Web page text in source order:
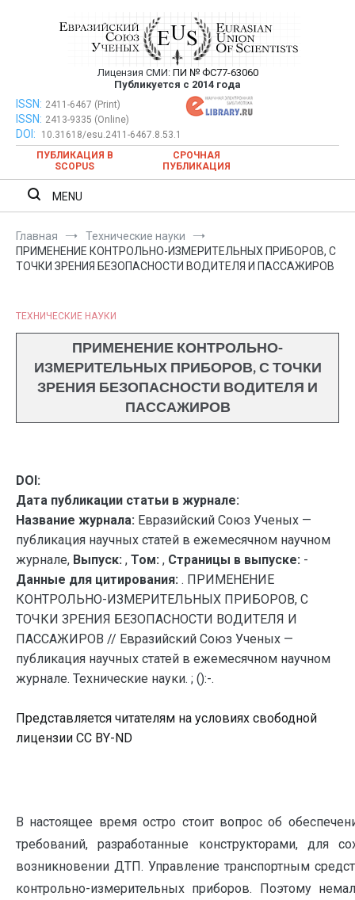
Евразийский Союз Ученых —
публикация научных статей в
ежемесячном научном журнале
Лицензия СМИ: ПИ № ФС77-63060
Публикуется с 2014 года
Евразийский Союз Ученых — публикация научных статей в
ежемесячном научном журнале
ISSN: 2411-6467 (Print)
ISSN: 2413-9335 (Online)
DOI:
10.31618/esu.2411-6467.8.53.1
ПУБЛИКАЦИЯ В
SCOPUS
СРОЧНАЯ
ПУБЛИКАЦИЯ
MENU
Главная
Технические науки
ПРИМЕНЕНИЕ КОНТРОЛЬНО-ИЗМЕРИТЕЛЬНЫХ ПРИБОРОВ, С
ТОЧКИ ЗРЕНИЯ БЕЗОПАСНОСТИ ВОДИТЕЛЯ И ПАССАЖИРОВ
ТЕХНИЧЕСКИЕ НАУКИ
ПРИМЕНЕНИЕ КОНТРОЛЬНО-
ИЗМЕРИТЕЛЬНЫХ ПРИБОРОВ, С ТОЧКИ
ЗРЕНИЯ БЕЗОПАСНОСТИ ВОДИТЕЛЯ И
ПАССАЖИРОВ
DOI:
Дата публикации статьи в журнале:
Название журнала: Евразийский Союз Ученых —
публикация научных статей в ежемесячном научном
журнале, Выпуск: , Том: , Страницы в выпуске: -
Данные для цитирования: . ПРИМЕНЕНИЕ
КОНТРОЛЬНО-ИЗМЕРИТЕЛЬНЫХ ПРИБОРОВ, С
ТОЧКИ ЗРЕНИЯ БЕЗОПАСНОСТИ ВОДИТЕЛЯ И
ПАССАЖИРОВ // Евразийский Союз Ученых —
публикация научных статей в ежемесячном научном
журнале. Технические науки. ; ():-.
Представляется читателям на условиях свободной
лицензии CC BY-ND
В настоящее время остро стоит вопрос об
требований, разработанные конструкторами, для
возникновении ДТП. Управление транспортным
контрольно-измерительных приборов. Поэтому